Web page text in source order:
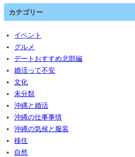
カテゴリー
イベント
グルメ
デートおすすめ北部編
婚活って不安
文化
未分類
沖縄と婚活
沖縄の仕事事情
沖縄の気候と服装
移住
自然